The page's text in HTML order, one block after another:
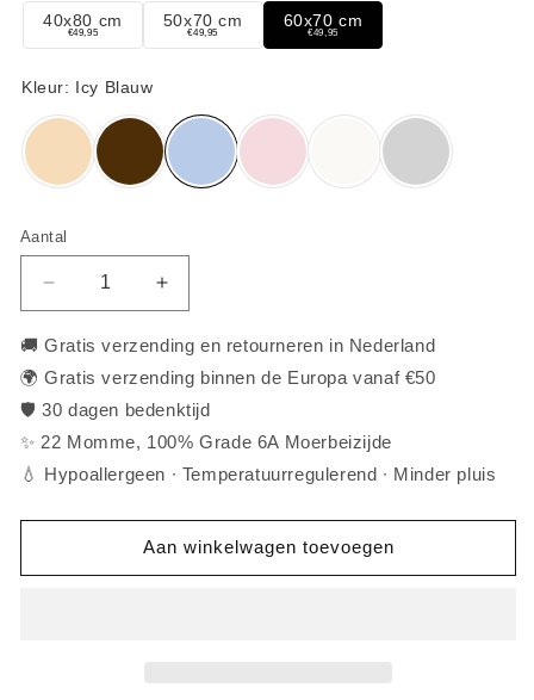
Aantal
Aantal
Aantal
verlagen
voor
Premium
Kussensloop
-
60x70
Icy
Aantal
verhogen
voor
Premium
Zijden
Kussensloop
-
60x70
Icy
Blauw
🚚 Gratis verzending en retourneren in Nederland
🌍 Gratis verzending binnen de Europa vanaf €50
🛡️ 30 dagen bedenktijd
✨ 22 Momme, 100% Grade 6A Moerbeizijde
💧 Hypoallergeen ∙ Temperatuurregulerend ∙ Minder pluis
Aan winkelwagen toevoegen